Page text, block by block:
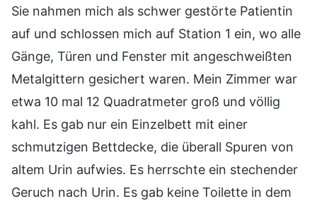
Sie nahmen mich als schwer gestörte Patientin
auf und schlossen mich auf Station 1 ein, wo alle
Gänge, Türen und Fenster mit angeschweißten
Metalgittern gesichert waren. Mein Zimmer war
etwa 10 mal 12 Quadratmeter groß und völlig
kahl. Es gab nur ein Einzelbett mit einer
schmutzigen Bettdecke, die überall Spuren von
altem Urin aufwies. Es herrschte ein stechender
Geruch nach Urin. Es gab keine Toilette in dem